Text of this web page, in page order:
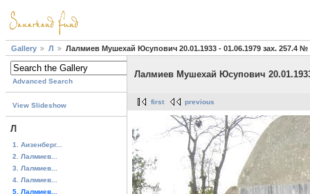
Gallery Л Лалмиев Мушехай Юсупович 20.01.1933 - 01.06.1979 зах. 257.4 №
Advanced Search
View Slideshow
Л
1. Аизенберг...
2. Лалмиев...
3. Лалмиев...
4. Лалмиев...
5. Лалмиев...
Лалмиев Мушехай Юсупович
first previous